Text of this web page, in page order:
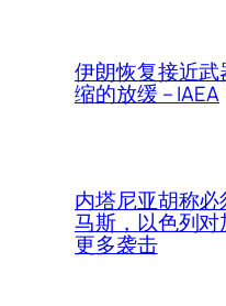
伊朗恢复接近武
缩的放缓 – IAEA
内塔尼亚胡称
马斯，以色列对
更多袭击